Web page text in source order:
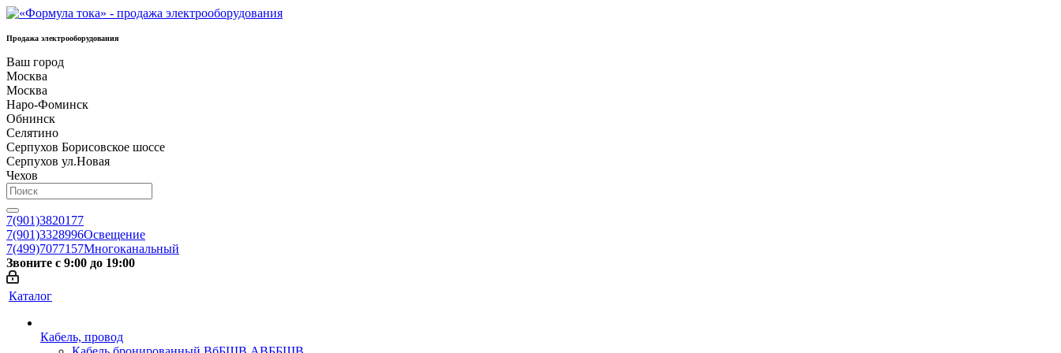
Продажа электрооборудования
Ваш город
Москва
Москва
Наро-Фоминск
Обнинск
Селятино
Серпухов Борисовское шоссе
Серпухов ул.Новая
Чехов
7(901)3820177
7(901)3328996Освещение
7(499)7077157Многоканальный
Звоните с 9:00 до 19:00
Каталог
Кабель, провод